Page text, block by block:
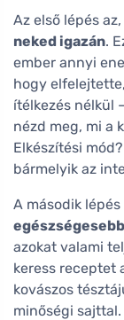
Az első lépés
neked igazán.
ember annyi
hogy
ítélkezés nélkül
nézd meg, mi a
Elkészítési
bármelyik az
A második
azokat valami
keress receptet
kovászos
minőségi